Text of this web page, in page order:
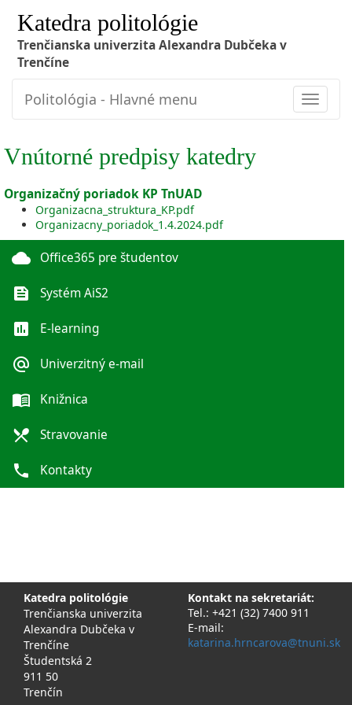
Katedra politológie
Trenčianska univerzita Alexandra Dubčeka v
Trenčíne
Toggle
Politológia - Hlavné menu
Vnútorné predpisy katedry
Organizačný poriadok KP TnUAD
Organizacna_struktura_KP.pdf
Organizacny_poriadok_1.4.2024.pdf
cloud Office365 pre študentov
feed Systém AiS2
poll E-learning
alternate_email Univerzitný e-mail
menu_book Knižnica
local_dining Stravovanie
phone Kontakty
Katedra politológie
Trenčianska univerzita
Alexandra Dubčeka v
Trenčíne
Študentská 2
911 50
Trenčín
Kontakt na sekretariát:
Tel.: +421 (32) 7400 911
E-mail:
katarina.hrncarova@tnuni.sk